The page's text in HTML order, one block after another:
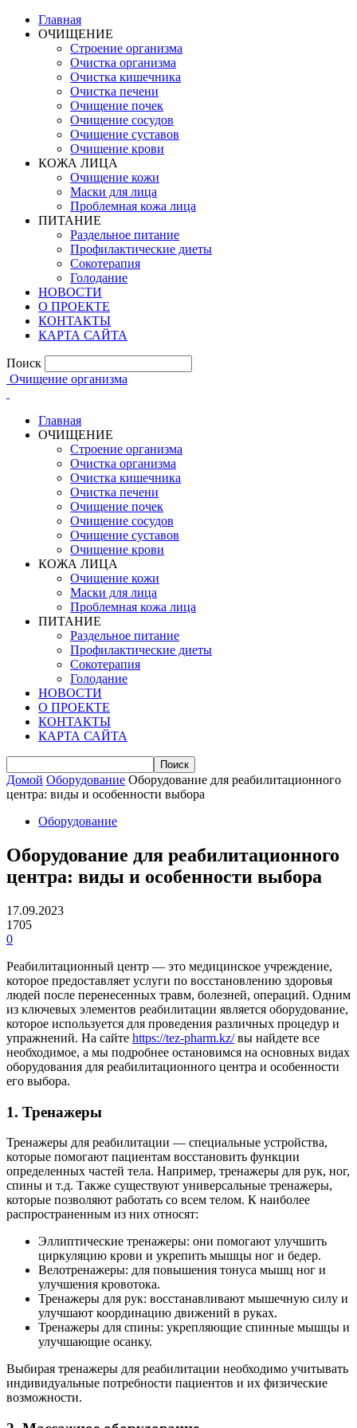
Главная
ОЧИЩЕНИЕ
Строение организма
Очистка организма
Очистка кишечника
Очистка печени
Очищение почек
Очищение сосудов
Очищение суставов
Очищение крови
КОЖА ЛИЦА
Очищение кожи
Маски для лица
Проблемная кожа лица
ПИТАНИЕ
Раздельное питание
Профилактические диеты
Сокотерапия
Голодание
НОВОСТИ
О ПРОЕКТЕ
КОНТАКТЫ
КАРТА САЙТА
Поиск
Очищение организма
Главная
ОЧИЩЕНИЕ
Строение организма
Очистка организма
Очистка кишечника
Очистка печени
Очищение почек
Очищение сосудов
Очищение суставов
Очищение крови
КОЖА ЛИЦА
Очищение кожи
Маски для лица
Проблемная кожа лица
ПИТАНИЕ
Раздельное питание
Профилактические диеты
Сокотерапия
Голодание
НОВОСТИ
О ПРОЕКТЕ
КОНТАКТЫ
КАРТА САЙТА
Домой Оборудование Оборудование для реабилитационного
центра: виды и особенности выбора
Оборудование
Оборудование для реабилитационного
центра: виды и особенности выбора
17.09.2023
1705
0
Реабилитационный центр — это медицинское учреждение,
которое предоставляет услуги по восстановлению здоровья
людей после перенесенных травм, болезней, операций. Одним
из ключевых элементов реабилитации является оборудование,
которое используется для проведения различных процедур и
упражнений. На сайте https://tez-pharm.kz/вы найдете все
необходимое, а мы подробнее остановимся на основных видах
оборудования для реабилитационного центра и особенности
его выбора.
1. Тренажеры
Тренажеры для реабилитации — специальные устройства,
которые помогают пациентам восстановить функции
определенных частей тела. Например, тренажеры для рук, ног,
спины и т.д. Также существуют универсальные тренажеры,
которые позволяют работать со всем телом. К наиболее
распространенным из них относят:
Эллиптические тренажеры: они помогают улучшить
циркуляцию крови и укрепить мышцы ног и бедер.
Велотренажеры: для повышения тонуса мышц ног и
улучшения кровотока.
Тренажеры для рук: восстанавливают мышечную силу и
улучшают координацию движений в руках.
Тренажеры для спины: укрепляющие спинные мышцы и
улучшающие осанку.
Выбирая тренажеры для реабилитации необходимо учитывать
индивидуальные потребности пациентов и их физические
возможности.